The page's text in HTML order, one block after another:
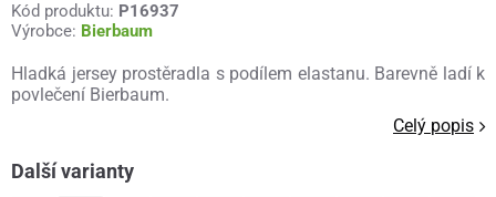
Kód produktu: P16937
Výrobce: Bierbaum
Hladká jersey prostěradla s podílem elastanu. Barevně ladí k
povlečení Bierbaum.
Celý popis
Další varianty